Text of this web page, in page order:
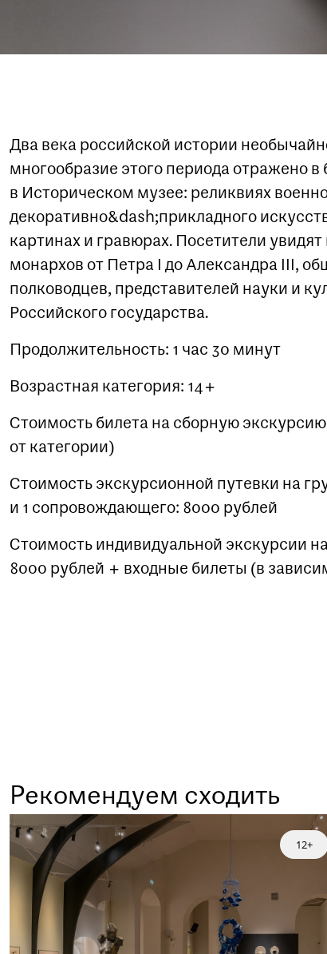
Два века российской истории
многообразие этого периода отражено
в Историческом музее: реликвиях
декоративно&dash;прикладного
картинах и гравюрах. Посетители
монархов от Петра I до Александра III,
полководцев, представителей науки и
Российского государства.
Продолжительность: 1 час 30 минут
Возрастная категория: 14+
Стоимость билета на сборную
от категории)
Стоимость экскурсионной путевки на
и 1 сопровождающего: 8000 рублей
Стоимость индивидуальной экскурсии
8000 рублей + входные билеты (в
Рекомендуем сходить
12+